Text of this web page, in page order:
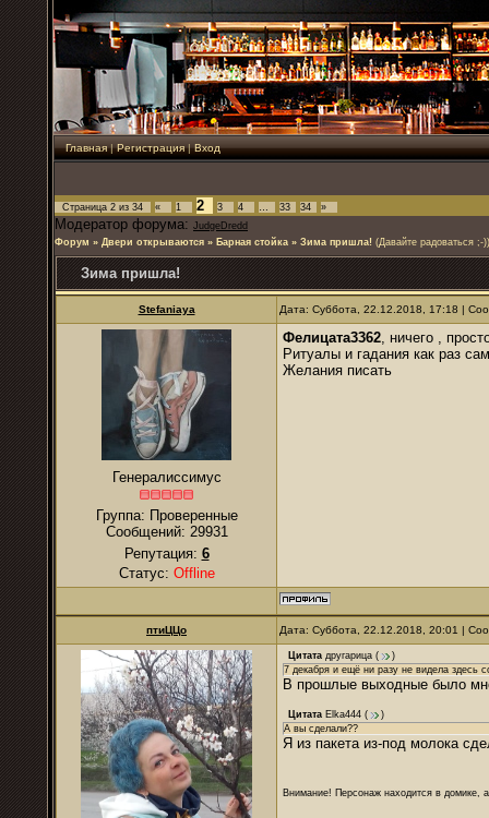
Главная|Регистрация|Вход
Страница 2 из 34 « 1 2 3 4 … 33 34 »
Модератор форума: JudgeDredd
Форум » Двери открываются » Барная стойка » Зима пришла! (Давайте радоваться ;-))
Зима пришла!
Stefaniaya Дата: Суббота, 22.12.2018, 17:18 |
Генералиссимус
Группа: Проверенные
Сообщений: 29931
Репутация: 6
Статус: Offline
Фелицата3362, ничего ,
Ритуалы и гадания как раз
Желания писать
птиЦЦо Дата: Суббота, 22.12.2018, 20:01 |
Цитата другарица (
)
7 декабря и ещё ни разу не видела здесь
В прошлые выходные было
Цитата Elka444 (
)
А вы сделали??
Я из пакета из-под молока
Внимание! Персонаж находится в домике,